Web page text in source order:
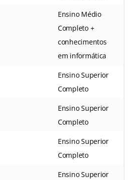
Ensino Médio
Completo +
conhecimentos
em informática
Ensino Superior
Completo
Ensino Superior
Completo
Ensino Superior
Completo
Ensino Superior